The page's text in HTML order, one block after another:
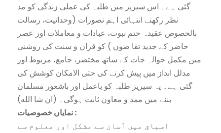
گئی ہے۔ اس سیریز میں طلبہ کی عملی زندگی کو مد
نظر رکھتے انتہائی اہم تصورات (وحدانیت، رسالت
بالخصوص عقیدہ ختم نبوت، عبادات و معاملات اور عصر
حاضر کے جدید تقا ضوں ) کو قران و سنت کی روشنی
میں مکمل حوالہ جات کے ساتھ مختصر، جامع، مربوط اور
مدلل انداز میں پیش کرنے کی حتی الامکان کوشش کی
گئی ہے۔ یہ سیریز طلبہ کو باعمل اور باشعور مسلمان
بننے میں ممد و معاون ثابت ہوگی۔ (ان شا الله)
نمایاں خصوصیات :
اسباق میں آسان سے مشکل اور معلوم سے